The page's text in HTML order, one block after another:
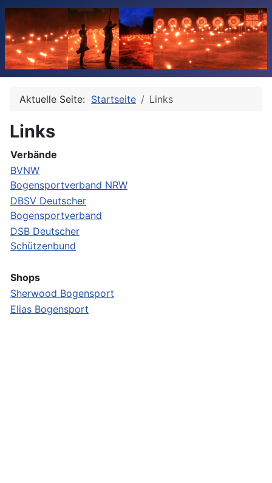
Aktuelle Seite: Startseite Links
Links
Verbände
BVNW
Bogensportverband NRW
DBSV Deutscher
Bogensportverband
DSB Deutscher
Schützenbund
Shops
Sherwood Bogensport
Elias Bogensport